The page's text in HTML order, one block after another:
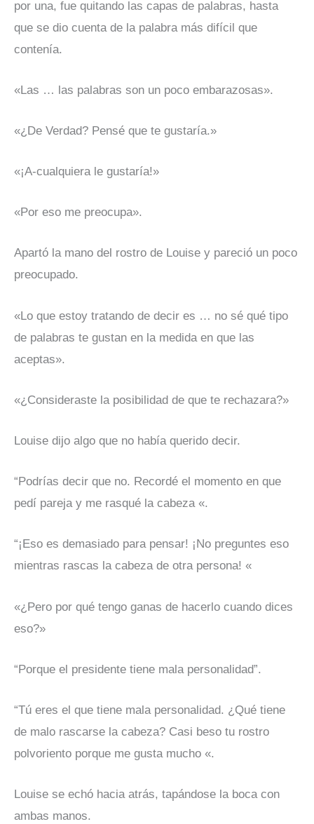
por una, fue quitando las capas de palabras, hasta
que se dio cuenta de la palabra más difícil que
contenía.
«Las … las palabras son un poco embarazosas».
«¿De Verdad? Pensé que te gustaría.»
«¡A-cualquiera le gustaría!»
«Por eso me preocupa».
Apartó la mano del rostro de Louise y pareció un poco
preocupado.
«Lo que estoy tratando de decir es … no sé qué tipo
de palabras te gustan en la medida en que las
aceptas».
«¿Consideraste la posibilidad de que te rechazara?»
Louise dijo algo que no había querido decir.
“Podrías decir que no. Recordé el momento en que
pedí pareja y me rasqué la cabeza «.
“¡Eso es demasiado para pensar! ¡No preguntes eso
mientras rascas la cabeza de otra persona! «
«¿Pero por qué tengo ganas de hacerlo cuando dices
eso?»
“Porque el presidente tiene mala personalidad”.
“Tú eres el que tiene mala personalidad. ¿Qué tiene
de malo rascarse la cabeza? Casi beso tu rostro
polvoriento porque me gusta mucho «.
Louise se echó hacia atrás, tapándose la boca con
ambas manos.